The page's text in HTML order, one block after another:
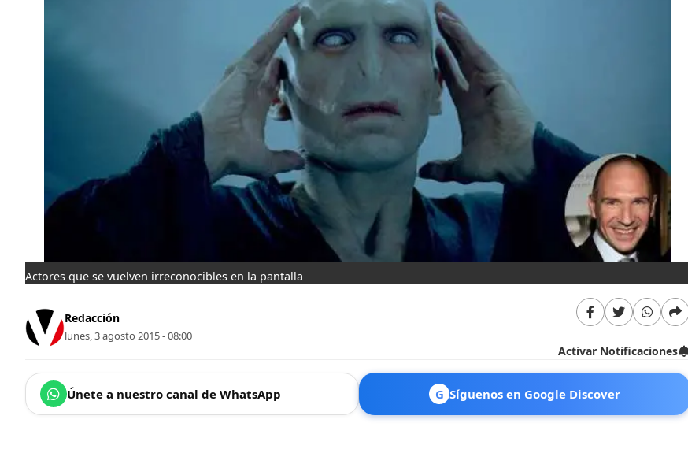
Actores que se vuelven irreconocibles en la pantalla
Redacción
lunes, 3 agosto 2015 - 08:00
Activar Notificaciones
Únete a nuestro canal de WhatsApp G Síguenos en Google Discover